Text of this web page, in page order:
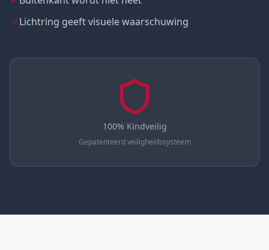
Lichtring geeft visuele waarschuwing
100% Kindveilig
Gepatenteerd veiligheidssysteem